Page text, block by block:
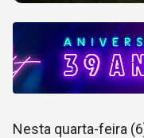
Nesta quarta-feira